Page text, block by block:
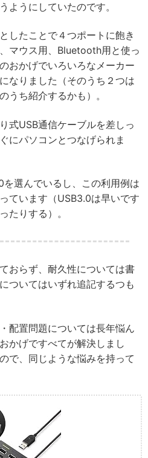
ようにしていたのです。
したことで４つポートに飽き
マウス用、Bluetooth用と使っ
おかげでいろいろなメーカー
なりました（そのうち２つは
うち紹介するかも）。
式USB通信ケーブルを差しっ
にパソコンとつなげられま
選んでいるし、この利用例は
ています（USB3.0は早いです
たりする）。
おらず、耐久性については書
ついてはいずれ追記するつも
配置問題については長年悩ん
かげですべてが解決しまし
で、同じような悩みを持って